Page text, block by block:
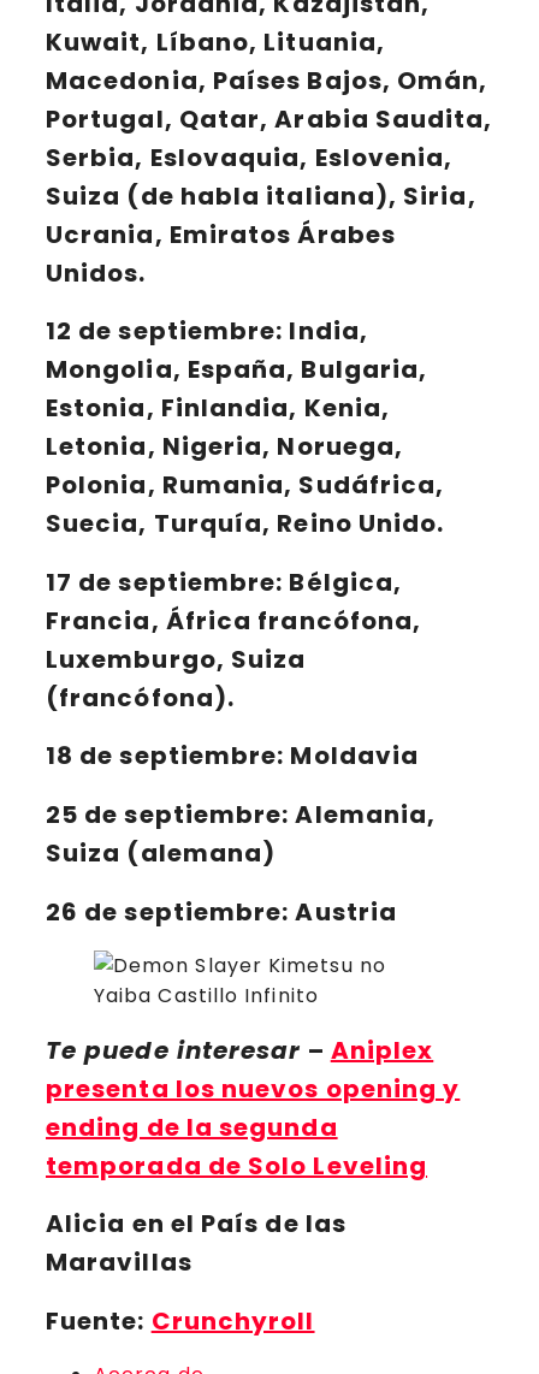
Kuwait, Líbano, Lituania,
Macedonia, Países Bajos, Omán,
Portugal, Qatar, Arabia Saudita,
Serbia, Eslovaquia, Eslovenia,
Suiza (de habla italiana), Siria,
Ucrania, Emiratos Árabes
Unidos.
12 de septiembre: India,
Mongolia, España, Bulgaria,
Estonia, Finlandia, Kenia,
Letonia, Nigeria, Noruega,
Polonia, Rumania, Sudáfrica,
Suecia, Turquía, Reino Unido.
17 de septiembre: Bélgica,
Francia, África francófona,
Luxemburgo, Suiza
(francófona).
18 de septiembre: Moldavia
25 de septiembre: Alemania,
Suiza (alemana)
26 de septiembre: Austria
Te puede interesar – Aniplex
presenta los nuevos opening y
ending de la segunda
temporada de Solo Leveling
Alicia en el País de las
Maravillas
Fuente: Crunchyroll